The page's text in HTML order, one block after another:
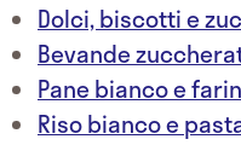
Dolci, biscotti e
Bevande
Pane bianco e
Riso bianco e